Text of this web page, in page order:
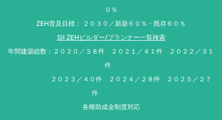
０％
ZEH普及目標： ２０３０／新築６０％・既存６０％
SII ZEHビルダー/プランナー一覧検索
年間建築総数：２０２０／３８件 ２０２１／４１件 ２０２２／３１
件
２０２３／４０件 ２０２４／２８件 ２０２５／２７
件
各種助成金制度対応